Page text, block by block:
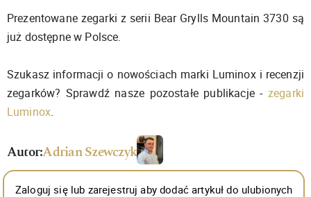
Prezentowane zegarki z serii Bear Grylls Mountain 3730 są
już dostępne w Polsce.
Szukasz informacji o nowościach marki Luminox i recenzji
zegarków? Sprawdź nasze pozostałe publikacje - zegarki
Luminox.
Autor:Adrian Szewczyk
Zaloguj się lub zarejestruj aby dodać artykuł do ulubionych